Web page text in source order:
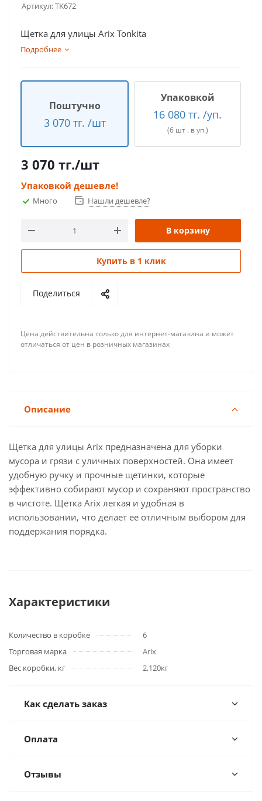
Артикул:TK672
Щетка для улицы Arix Tonkita
Подробнее
Поштучно
3 070 тг. /шт
Упаковкой
16 080 тг. /уп.
(6 шт . в уп.)
3 070 тг./шт
Упаковкой дешевле!
Много Нашли дешевле?
В корзину
Купить в 1 клик
Поделиться
Цена действительна только для интернет-магазина и может
отличаться от цен в розничных магазинах
Описание
Щетка для улицы Arix предназначена для уборки
мусора и грязи с уличных поверхностей. Она имеет
удобную ручку и прочные щетинки, которые
эффективно собирают мусор и сохраняют пространство
в чистоте. Щетка Arix легкая и удобная в
использовании, что делает ее отличным выбором для
поддержания порядка.
Характеристики
Количество в коробке
6
Торговая марка
Arix
Вес коробки, кг
2,120кг
Как сделать заказ
Оплата
Отзывы